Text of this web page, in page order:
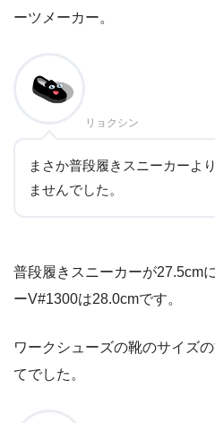
ーツメーカー。
リョクシン
まさか普段履きスニーカーよ
ませんでした。
普段履きスニーカーが27.5cm
ーV#1300は28.0cmです。
ワークシューズの靴のサイズ
てでした。